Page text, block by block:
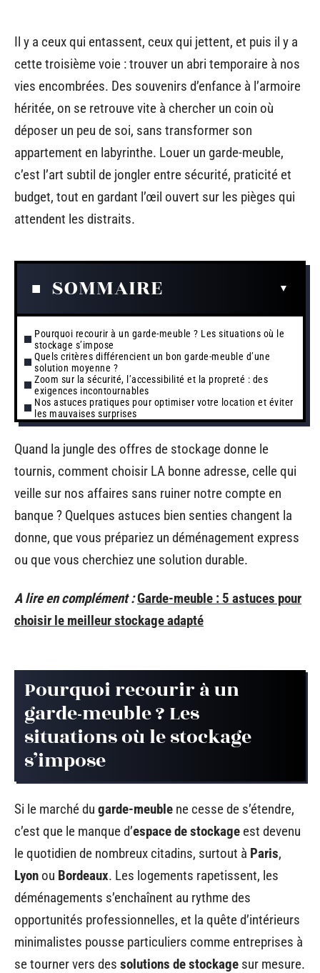
Il y a ceux qui entassent, ceux qui jettent, et puis il y a
cette troisième voie : trouver un abri temporaire à nos
vies encombrées. Des souvenirs d’enfance à l’armoire
héritée, on se retrouve vite à chercher un coin où
déposer un peu de soi, sans transformer son
appartement en labyrinthe. Louer un garde-meuble,
c’est l’art subtil de jongler entre sécurité, praticité et
budget, tout en gardant l’œil ouvert sur les pièges qui
attendent les distraits.
SOMMAIRE
Pourquoi recourir à un garde-meuble ? Les situations où le
stockage s’impose
Quels critères différencient un bon garde-meuble d’une
solution moyenne ?
Zoom sur la sécurité, l’accessibilité et la propreté : des
exigences incontournables
Nos astuces pratiques pour optimiser votre location et éviter
les mauvaises surprises
Quand la jungle des offres de stockage donne le
tournis, comment choisir LA bonne adresse, celle qui
veille sur nos affaires sans ruiner notre compte en
banque ? Quelques astuces bien senties changent la
donne, que vous prépariez un déménagement express
ou que vous cherchiez une solution durable.
A lire en complément :Garde-meuble : 5 astuces pour
choisir le meilleur stockage adapté
Pourquoi recourir à un
garde-meuble ? Les
situations où le stockage
s’impose
Si le marché du garde-meuble ne cesse de s’étendre,
c’est que le manque d’espace de stockage est devenu
le quotidien de nombreux citadins, surtout à Paris,
Lyon ou Bordeaux. Les logements rapetissent, les
déménagements s’enchaînent au rythme des
opportunités professionnelles, et la quête d’intérieurs
minimalistes pousse particuliers comme entreprises à
se tourner vers des solutions de stockage sur mesure.